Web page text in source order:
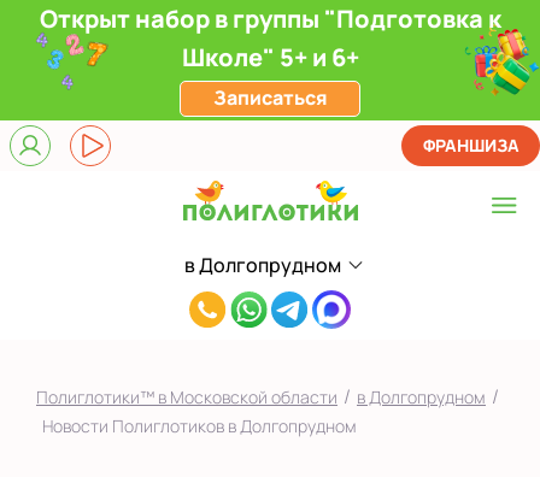
Открыт набор в группы "Подготовка к
Школе" 5+ и 6+
Записаться
в Долгопрудном
Выберите центр
в Долгопрудном
в Одинцово
8(901)755-
ФРАНШИЗА
Полиглотики™ в Московской области / в Долгопрудном /
Новости Полиглотиков в Долгопрудном